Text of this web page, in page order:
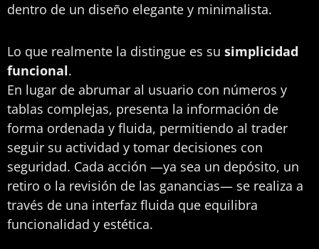
dentro de un diseño elegante y minimalista.
Lo que realmente la distingue es su simplicidad
funcional.
En lugar de abrumar al usuario con números y
tablas complejas, presenta la información de
forma ordenada y fluida, permitiendo al trader
seguir su actividad y tomar decisiones con
seguridad. Cada acción —ya sea un depósito, un
retiro o la revisión de las ganancias— se realiza a
través de una interfaz fluida que equilibra
funcionalidad y estética.